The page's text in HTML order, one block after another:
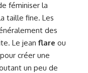
féminiser la
taille fine. Les
des
Le jean flare ou
créer une
un peu de